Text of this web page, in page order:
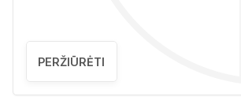
PERŽIŪRĖTI